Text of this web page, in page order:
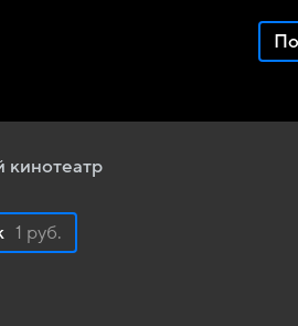
кинотеатр
1 руб.